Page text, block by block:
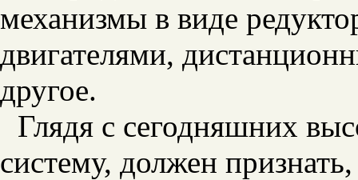
механизмы в виде
двигателями,
другое.
Глядя с сегодняшних
систему, должен